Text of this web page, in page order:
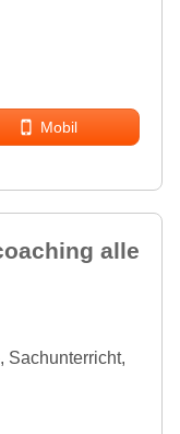
Mobil
alle
Sachunterricht,